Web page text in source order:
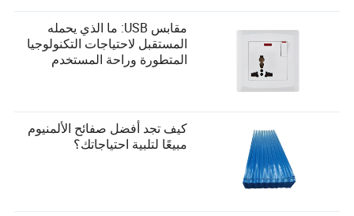
مقابس USB: ما الذي يحمله
المستقبل لاحتياجات التكنولوجيا
المتطورة وراحة المستخدم
كيف تجد أفضل صفائح الألمنيوم
مبيعًا لتلبية احتياجاتك؟